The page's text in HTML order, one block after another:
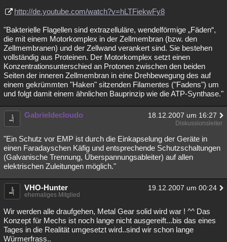
http://de.youtube.com/watch?v=hLTFiekwFy8
"Bakterielle Flagellen sind extrazelluläre, wendelförmige „Fäden“,
die mit einem Motorkomplex in der Zellmembran (bzw. den
Zellmembranen) und der Zellwand verankert sind. Sie bestehen
vollständig aus Proteinen. Der Motorkomplex setzt einen
Konzentrationsunterschied an Protonen zwischen den beiden
Seiten der inneren Zellmembran in eine Drehbewegung des auf
einem gekrümmten "Haken" sitzenden Filamentes ("Fadens") um
und folgt damit einem ähnlichen Bauprinzip wie die ATP-Synthase."
Gabrieldecloudo 18.12.2007 um 16:27
Diskussionsleiter
"Ein Schutz vor EMP ist durch die Einkapselung der Geräte in
einen Faradayschen Käfig und entsprechende Schutzschaltungen
(Galvanische Trennung, Überspannungsableiter) auf allen
elektrischen Zuleitungen möglich."
VHO-Hunter 19.12.2007 um 00:24
ehemaliges Mitglied
Wir werden alle draufgehen, Metal Gear solid wird war ! ^^ Das
Konzept für Mechs ist noch lange nicht ausgereift...bis das eines
Tages in die Realität umgesetzt wird..sind wir schon lange
Würmerfrass..